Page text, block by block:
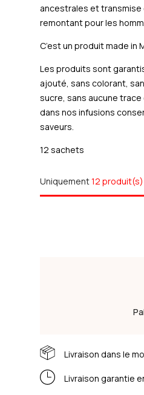
ancestrales et transmise
remontant pour les
C’est un produit made in
Les produits sont
ajouté, sans colorant,
sucre, sans aucune
dans nos infusions
saveurs.
12 sachets
Uniquement12 produit(s)
Livraison dans le
Livraison garantie